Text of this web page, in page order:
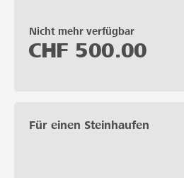
Nicht mehr verfügbar
CHF 500.00
Für einen Steinhaufen